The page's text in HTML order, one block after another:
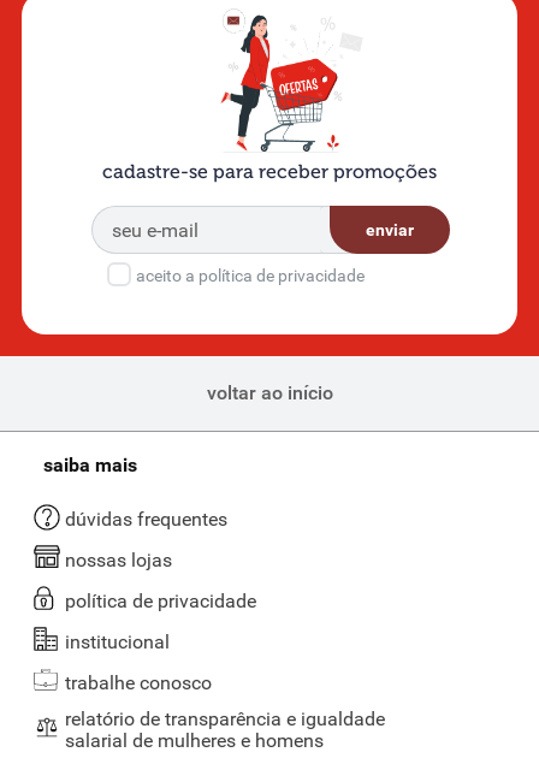
cadastre-se para receber promoções
enviar
aceito a política de privacidade
voltar ao início
saiba mais
dúvidas frequentes
nossas lojas
política de privacidade
institucional
trabalhe conosco
relatório de transparência e igualdade
salarial de mulheres e homens